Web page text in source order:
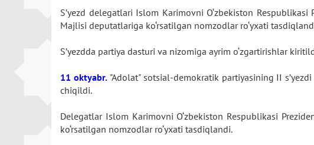
S’yezd delegatlari Islom Karimovni O‘zbekiston
Majlisi deputatlariga ko‘rsatilgan nomzodlar ro‘yxati
S’yezdda partiya dasturi va nizomiga ayrim o‘zgartirishlar
11 oktyabr."Adolat" sotsial-demokratik partiyasining II s’yezdi
chiqildi.
Delegatlar Islom Karimovni O‘zbekiston Respublikasi
ko‘rsatilgan nomzodlar ro‘yxati tasdiqlandi.